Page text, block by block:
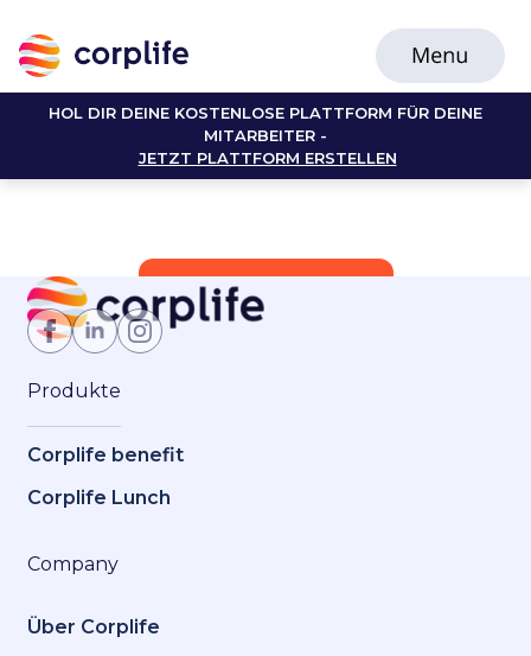
HOL DIR DEINE KOSTENLOSE PLATTFORM FÜR DEINE
MITARBEITER -
JETZT PLATTFORM ERSTELLEN
Jetzt Mitglied werden
Produkte
Corplife benefit
Corplife Lunch
Company
Über Corplife